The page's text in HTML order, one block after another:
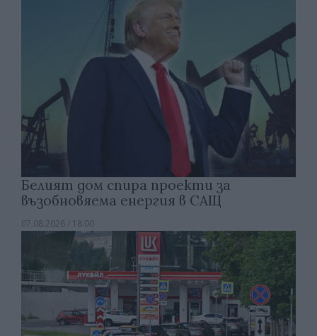
Белият дом спира проекти за
възобновяема енергия в САЩ
07.08.2026 / 18:00